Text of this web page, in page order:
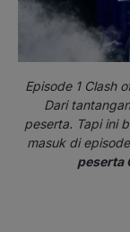
Episode 1 Clash
Dari
peserta. Tapi ini
masuk di
peserta